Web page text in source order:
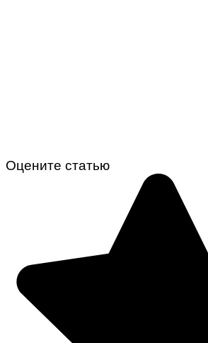
Оцените статью